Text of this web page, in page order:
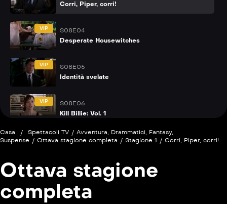
Corri, Piper, corri!
VIP
S08E04
Desperate Housewitches
VIP
S08E05
Identità svelate
VIP
S08E06
Kill Billie: Vol. 1
S08E07
S08E08
La battaglia dei sessi
Casa / Spettacoli TV / Avventura, Drammatici, Fantasy,
Suspense / Ottava stagione completa / Stagione 1 / Corri, Piper, corri!
Ottava stagione
completa